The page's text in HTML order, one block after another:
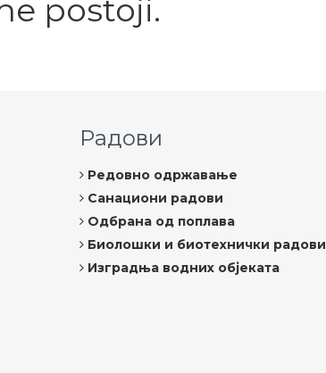
postoji.
Радови
Редовно одржавање
Санациони радови
Одбрана од поплава
Биолошки и биотехнички радови
Изградња водних објеката